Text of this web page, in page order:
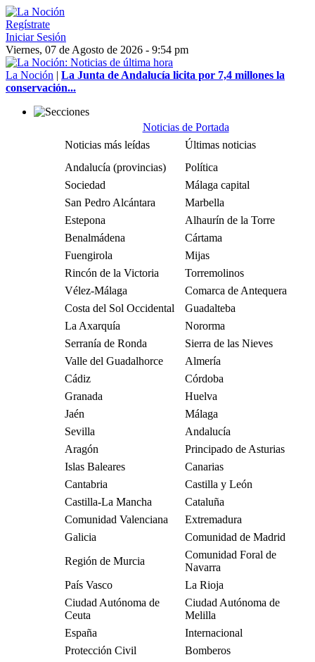
Regístrate
Iniciar Sesión
Viernes, 07 de Agosto de 2026 - 9:54 pm
La Noción | La Junta de Andalucía licita por 7,4 millones la
conservación...
Noticias de Portada
Noticias más leídas
Últimas noticias
Andalucía (provincias)
Política
Sociedad
Málaga capital
San Pedro Alcántara
Marbella
Estepona
Alhaurín de la Torre
Benalmádena
Cártama
Fuengirola
Mijas
Rincón de la Victoria
Torremolinos
Vélez-Málaga
Comarca de Antequera
Costa del Sol Occidental
Guadalteba
La Axarquía
Nororma
Serranía de Ronda
Sierra de las Nieves
Valle del Guadalhorce
Almería
Cádiz
Córdoba
Granada
Huelva
Jaén
Málaga
Sevilla
Andalucía
Aragón
Principado de Asturias
Islas Baleares
Canarias
Cantabria
Castilla y León
Castilla-La Mancha
Cataluña
Comunidad Valenciana
Extremadura
Galicia
Comunidad de Madrid
Región de Murcia
Comunidad Foral de
Navarra
País Vasco
La Rioja
Ciudad Autónoma de
Ceuta
Ciudad Autónoma de
Melilla
España
Internacional
Protección Civil
Bomberos